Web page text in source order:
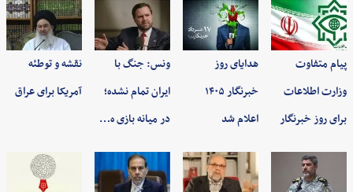
پیام متفاوت
وزارت اطلاعات
برای روز خبرنگار
هدایای روز
خبرنگار ۱۴۰۵
اعلام شد
ونس: جنگ با
ایران تمام نشده؛
در میانه بازی ه…
نقشه و توطئه
آمریکا برای عراق